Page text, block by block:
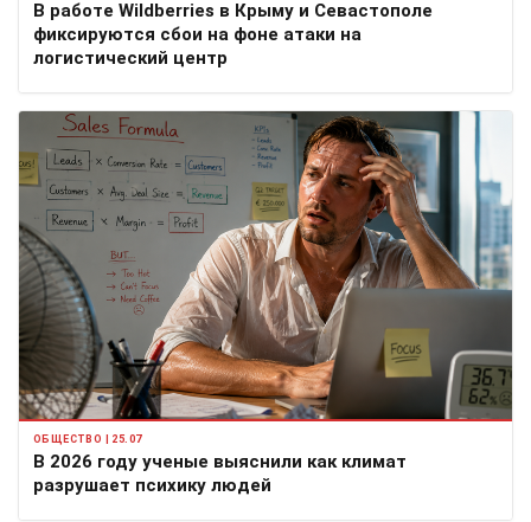
В работе Wildberries в Крыму и Севастополе
фиксируются сбои на фоне атаки на
логистический центр
ОБЩЕСТВО | 25.07
В 2026 году ученые выяснили как климат
разрушает психику людей